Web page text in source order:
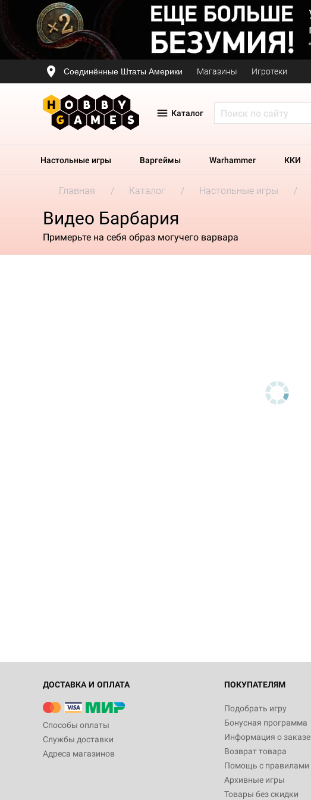
Соединённые Штаты Америки Магазины Игротеки
Каталог
Настольные игры Варгеймы Warhammer ККИ
Главная Каталог Настольные игры
Видео Барбария
Примерьте на себя образ могучего варвара
ДОСТАВКА И ОПЛАТА
Способы оплаты
Службы доставки
Адреса магазинов
ПОКУПАТЕЛЯМ
Подобрать игру
Бонусная программа
Информация о заказе
Возврат товара
Помощь с правилами
Архивные игры
Товары без скидки